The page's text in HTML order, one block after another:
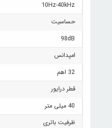
10Hz-40kHz
حساسیت
98dB
امپدانس
32 اهم
قطر درایور
40 میلی متر
ظرفیت باتری